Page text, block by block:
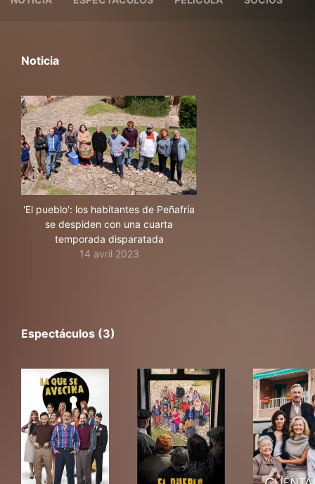
Noticia
'El pueblo': los habitantes de Peñafría
se despiden con una cuarta
temporada disparatada
14 avril 2023
Espectáculos (3)